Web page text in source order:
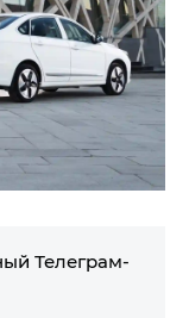
Телеграм-